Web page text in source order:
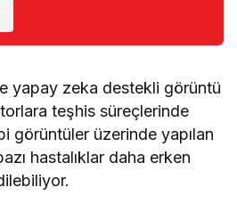
yapay zeka destekli görüntü
teşhis süreçlerinde
görüntüler üzerinde yapılan
hastalıklar daha erken